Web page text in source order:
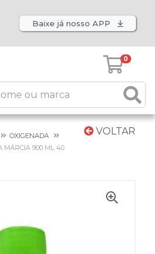
Baixe já nosso APP
0
VOLTAR
OXIGENADA
MÁRCIA 900 ML 40